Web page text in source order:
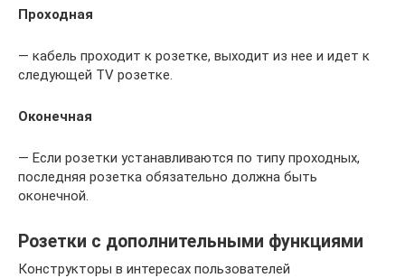
Проходная
— кабель проходит к розетке, выходит из нее и идет к
следующей TV розетке.
Оконечная
— Если розетки устанавливаются по типу проходных,
последняя розетка обязательно должна быть
оконечной.
Розетки с дополнительными функциями
Конструкторы в интересах пользователей